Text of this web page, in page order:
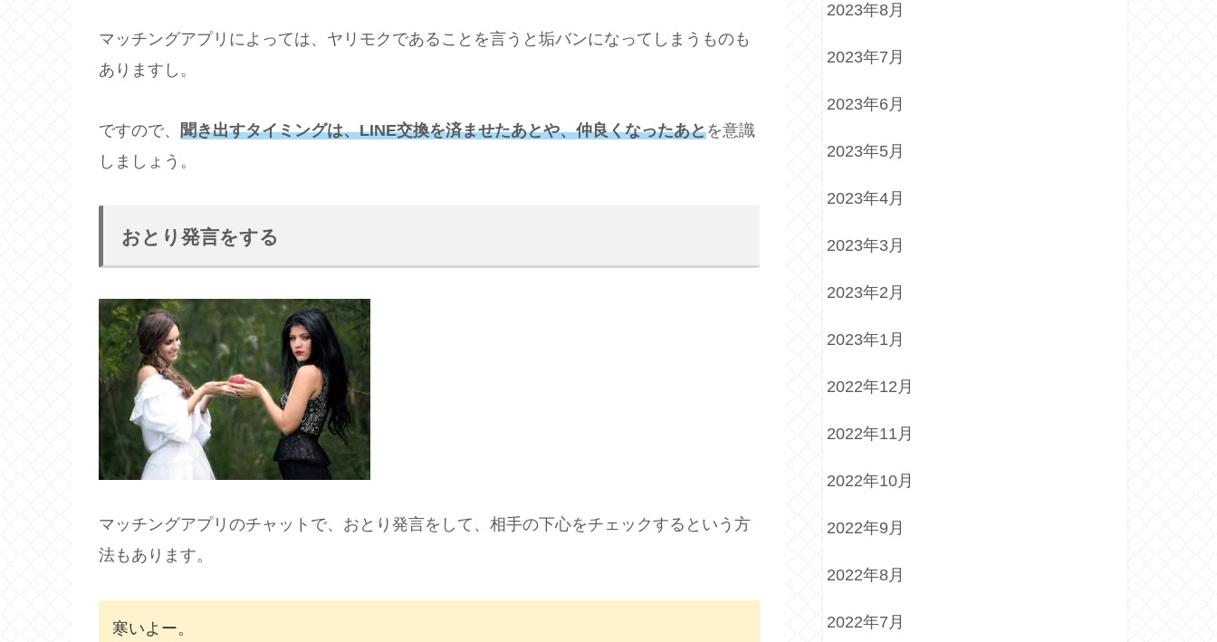
マッチングアプリによっては、ヤリモクであることを言うと垢バンになってしまうものも
ありますし。
ですので、 聞き出すタイミングは、LINE交換を済ませたあとや、仲良くなったあとを意識
しましょう。
おとり発言をする
マッチングアプリのチャットで、おとり発言をして、相手の下心をチェックするという方
法もあります。
寒いよー。
2023年8月
2023年7月
2023年6月
2023年5月
2023年4月
2023年3月
2023年2月
2023年1月
2022年12月
2022年11月
2022年10月
2022年9月
2022年8月
2022年7月